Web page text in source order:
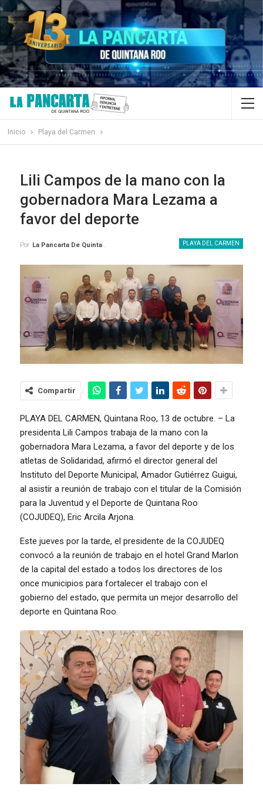
Inicio Playa del Carmen
Lili Campos de la mano con la
gobernadora Mara Lezama a
favor del deporte
PLAYA DEL CARMEN
Por La Pancarta De Quintana Roo
Compartir
PLAYA DEL CARMEN, Quintana Roo, 13 de octubre. – La
presidenta Lili Campos trabaja de la mano con la
gobernadora Mara Lezama, a favor del deporte y de los
atletas de Solidaridad, afirmó el director general del
Instituto del Deporte Municipal, Amador Gutiérrez Guigui,
al asistir a reunión de trabajo con el titular de la Comisión
para la Juventud y el Deporte de Quintana Roo
(COJUDEQ), Eric Arcila Arjona.
Este jueves por la tarde, el presidente de la COJUDEQ
convocó a la reunión de trabajo en el hotel Grand Marlon
de la capital del estado a todos los directores de los
once municipios para fortalecer el trabajo con el
gobierno del estado, que permita un mejor desarrollo del
deporte en Quintana Roo.